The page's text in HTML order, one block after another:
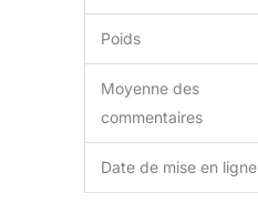
Poids
Moyenne des
commentaires
Date de mise en ligne